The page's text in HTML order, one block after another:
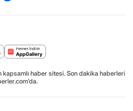
kapsamlı haber sitesi. Son dakika haberleri